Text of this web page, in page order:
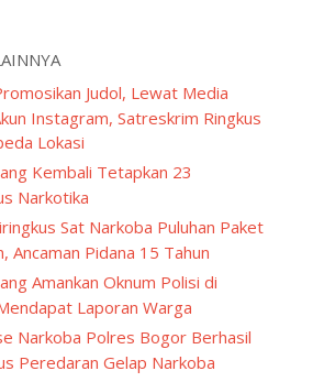
Judol, Lewat Media
Instagram, Satreskrim Ringkus
Lokasi
Kembali Tetapkan 23
Narkotika
Sat Narkoba Puluhan Paket
Ancaman Pidana 15 Tahun
Amankan Oknum Polisi di
Laporan Warga
Narkoba Polres Bogor Berhasil
Peredaran Gelap Narkoba